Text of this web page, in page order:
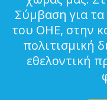
Σύμβαση για
του ΟΗΕ, στην
πολιτισμική
εθελοντική